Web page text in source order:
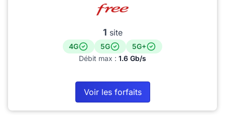
1 site
4G 5G
5G+
Débit max : 1.6 Gb/s
Voir les forfaits